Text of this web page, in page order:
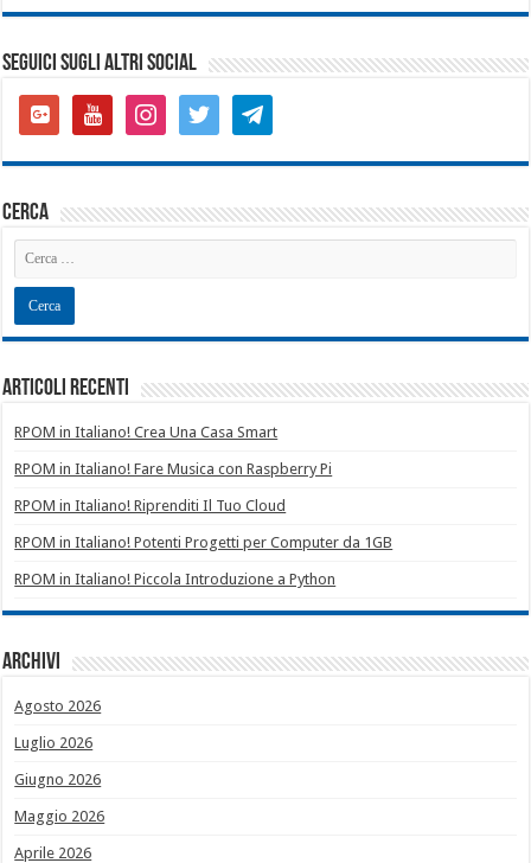
SEGUICI SUGLI ALTRI SOCIAL
google-
plus-
youtube instagramtwitter telegram
cerca
Articoli recenti
RPOM in Italiano! Crea Una Casa Smart
RPOM in Italiano! Fare Musica con Raspberry Pi
RPOM in Italiano! Riprenditi Il Tuo Cloud
RPOM in Italiano! Potenti Progetti per Computer da 1GB
RPOM in Italiano! Piccola Introduzione a Python
Archivi
Agosto 2026
Luglio 2026
Giugno 2026
Maggio 2026
Aprile 2026